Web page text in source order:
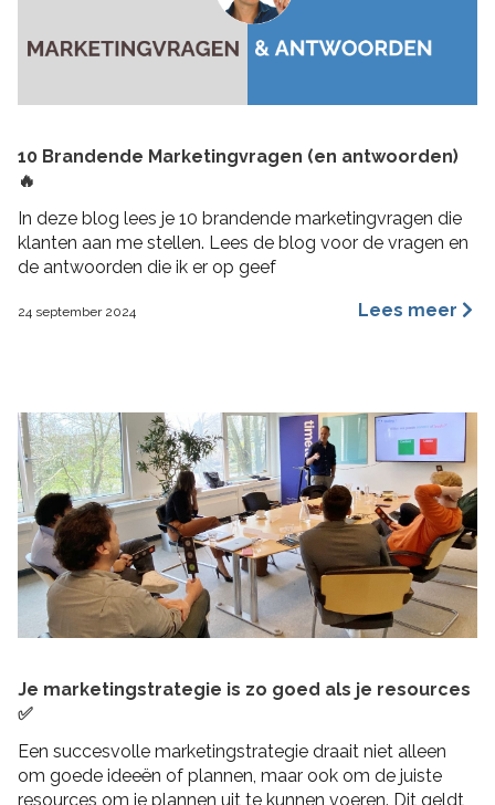
10 Brandende Marketingvragen (en antwoorden)
🔥
In deze blog lees je 10 brandende marketingvragen die
klanten aan me stellen. Lees de blog voor de vragen en
de antwoorden die ik er op geef
24 september 2024 Lees meer
Je marketingstrategie is zo goed als je resources
✅
Een succesvolle marketingstrategie draait niet alleen
om goede ideeën of plannen, maar ook om de juiste
resources om je plannen uit te kunnen voeren. Dit geldt